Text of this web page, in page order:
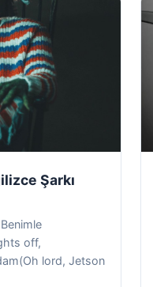
Şarkı
off,
lord, Jetson